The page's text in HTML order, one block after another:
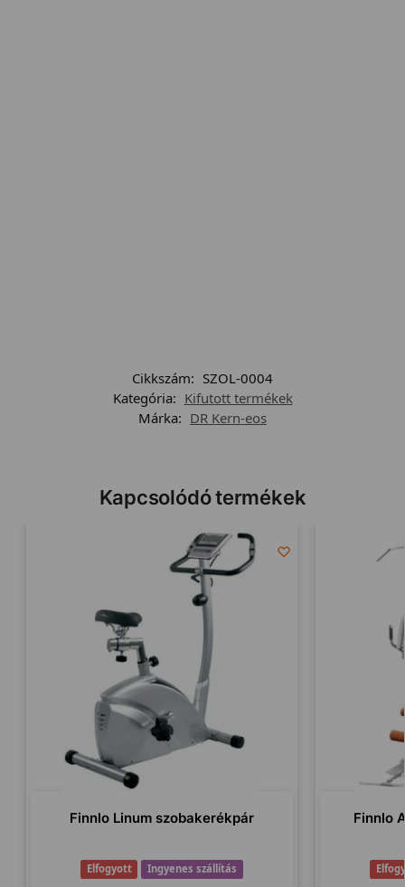
Cikkszám: SZOL-0004
Kategória: Kifutott termékek
Márka: DR Kern-eos
Kapcsolódó termékek
Finnlo Linum szobakerékpár
Elfogyott Ingyenes szállítás
Finnlo